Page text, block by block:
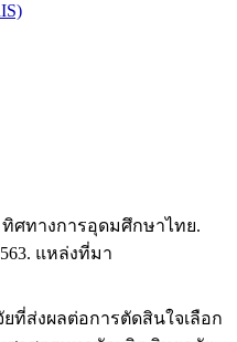
ทิศทางการอุดมศึกษาไทย.
แหล่งที่มา
ยที่ส่งผลต่อการตัดสินใจเลือก